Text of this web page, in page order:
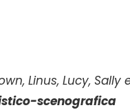
Linus, Lucy, Sally
scenografica